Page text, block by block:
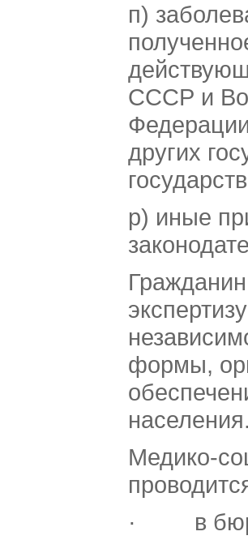
п)
СССР и
других
р) иные
формы,
Медико-
· в бюро